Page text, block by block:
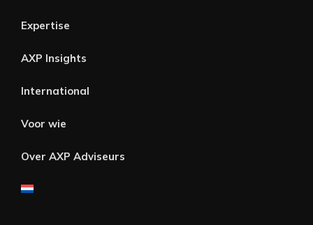
Expertise
AXP Insights
International
Voor wie
Over AXP Adviseurs